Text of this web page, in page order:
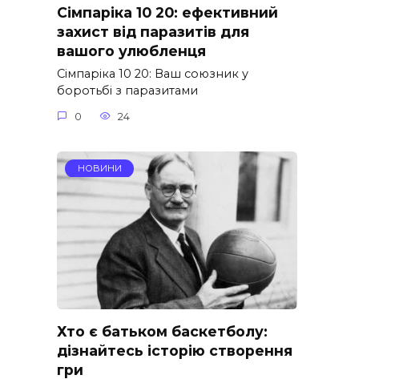
Сімпаріка 10 20: ефективний
захист від паразитів для
вашого улюбленця
Сімпаріка 10 20: Ваш союзник у
боротьбі з паразитами
0 24
НОВИНИ
Хто є батьком баскетболу:
дізнайтесь історію створення
гри